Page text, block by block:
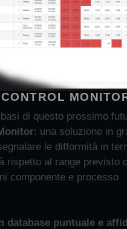
di questo prossimo
: una soluzione in
le difformità in
à rispetto al range previsto
componente e processo
database puntuale e